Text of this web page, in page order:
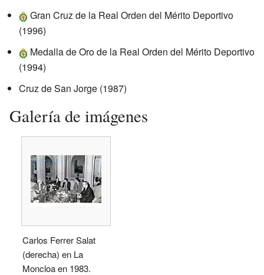
Gran Cruz de la Real Orden del Mérito Deportivo
(1996)
Medalla de Oro de la Real Orden del Mérito Deportivo
(1994)
Cruz de San Jorge (1987)
Galería de imágenes
Carlos Ferrer Salat
(derecha) en La
Moncloa en 1983.